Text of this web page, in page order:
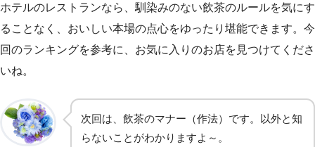
ホテルのレストランなら、馴染みのない飲茶のルールを気にす
ることなく、おいしい本場の点心をゆったり堪能できます。今
回のランキングを参考に、お気に入りのお店を見つけてくださ
いね。
次回は、飲茶のマナー（作法）です。以外と知
らないことがわかりますよ～。